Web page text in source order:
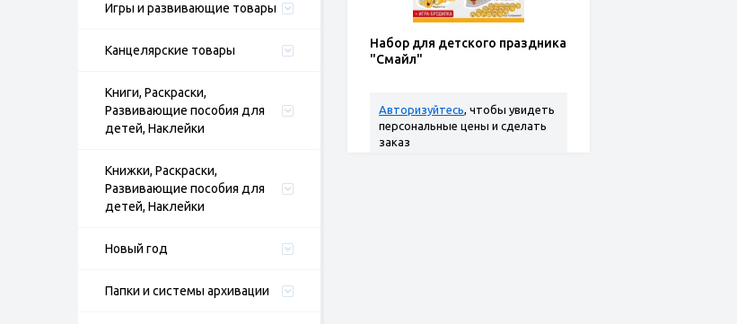
Игры и развивающие товары
Канцелярские товары
Книги, Раскраски,
Развивающие пособия для
детей, Наклейки
Книжки, Раскраски,
Развивающие пособия для
детей, Наклейки
Новый год
Папки и системы архивации
Набор для детского праздника
"Смайл"
Авторизуйтесь, чтобы увидеть
персональные цены и сделать
заказ